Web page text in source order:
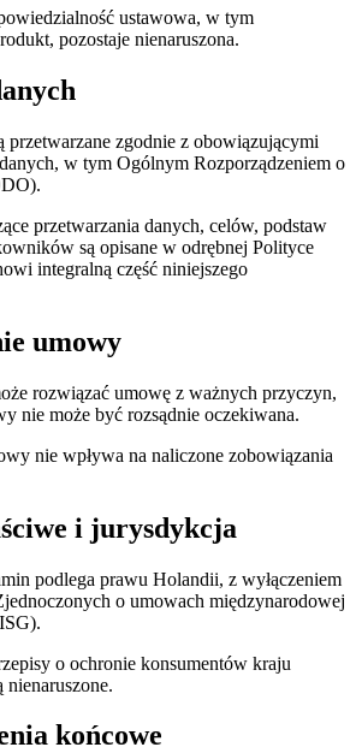
ustawowa, w tym
pozostaje nienaruszona.
przetwarzane zgodnie z obowiązującymi
w tym Ogólnym Rozporządzeniem o
przetwarzania danych, celów, podstaw
są opisane w odrębnej Polityce
integralną część niniejszego
umowy
rozwiązać umowę z ważnych przyczyn,
nie może być rozsądnie oczekiwana.
nie wpływa na naliczone zobowiązania
i jurysdykcja
podlega prawu Holandii, z wyłączeniem
o umowach międzynarodowej
o ochronie konsumentów kraju
nienaruszone.
końcowe